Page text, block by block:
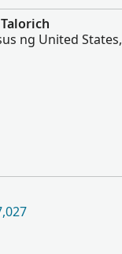
ng United